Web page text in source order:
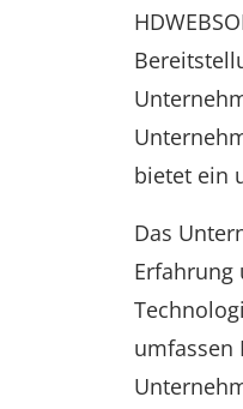
bietet ein
Das
Erfahrung
umfassen